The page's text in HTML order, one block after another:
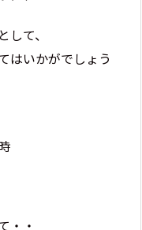
て、
はいかがでしょう
・・